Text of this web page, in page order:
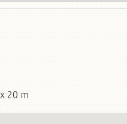
20 m